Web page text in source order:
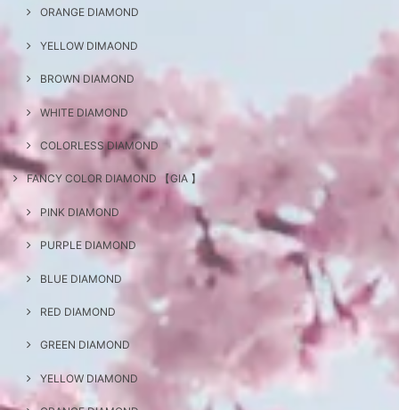
ORANGE DIAMOND
YELLOW DIMAOND
BROWN DIAMOND
WHITE DIAMOND
COLORLESS DIAMOND
FANCY COLOR DIAMOND 【GIA 】
PINK DIAMOND
PURPLE DIAMOND
BLUE DIAMOND
RED DIAMOND
GREEN DIAMOND
YELLOW DIAMOND